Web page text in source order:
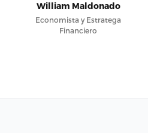
William Maldonado
Economista y Estratega
Financiero